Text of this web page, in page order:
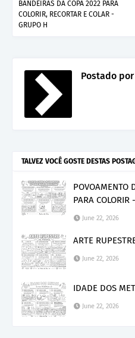
BANDEIRAS DA COPA 2022 PARA
COLORIR, RECORTAR E COLAR -
GRUPO H
Postado por
TALVEZ VOCÊ GOSTE DESTAS
POVOAMENTO
PARA COLORIR
June 22, 2026
ARTE
June 22, 2026
IDADE DOS
June 22, 2026